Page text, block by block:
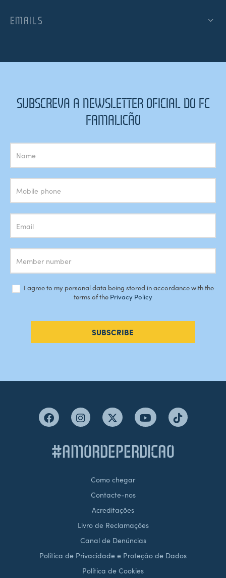
EMAILS
SUBSCREVA A NEWSLETTER OFICIAL DO FC
FAMALICÃO
Subscrição
Newsletter
I agree to my personal data being stored in accordance with the
terms of the Privacy Policy
SUBSCRIBE
#AMORDEPERDICAO
Como chegar
Contacte-nos
Acreditações
Livro de Reclamações
Canal de Denúncias
Política de Privacidade e Proteção de Dados
Política de Cookies